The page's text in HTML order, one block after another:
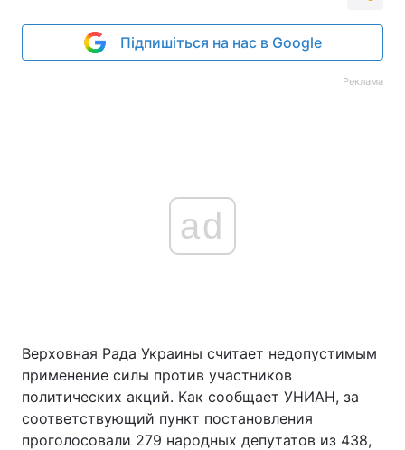
Підпишіться на нас в Google
Реклама
ad
Верховная Рада Украины считает недопустимым
применение силы против участников
политических акций. Как сообщает УНИАН, за
соответствующий пункт постановления
проголосовали 279 народных депутатов из 438,